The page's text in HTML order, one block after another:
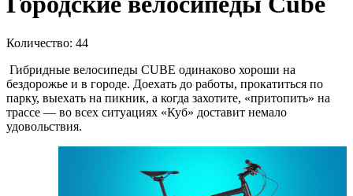
Количество: 44
Гибридные велосипеды CUBE одинаково хороши на
бездорожье и в городе. Доехать до работы, прокатиться по
парку, выехать на пикник, а когда захотите, «притопить» на
трассе — во всех ситуациях «Куб» доставит немало
удовольствия.